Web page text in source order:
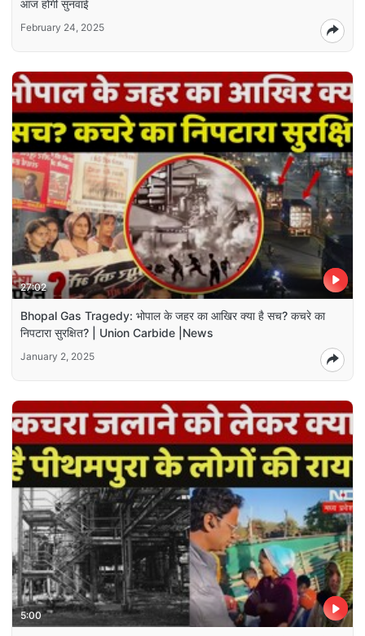
आज होगी सुनवाई
February 24, 2025
27:02
Bhopal Gas Tragedy: भोपाल के जहर का आखिर क्या है सच? कचरे का
निपटारा सुरक्षित? | Union Carbide |News
January 2, 2025
5:00